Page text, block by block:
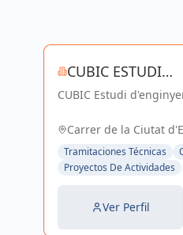
CUBIC ESTUDI
D'ENGINYERIA
CUBIC Estudi
de Arquitectura e
Carrer de la Ciutat
España, España
Tramitaciones Técnicas
Proyectos De Actividades
Ver Perfil